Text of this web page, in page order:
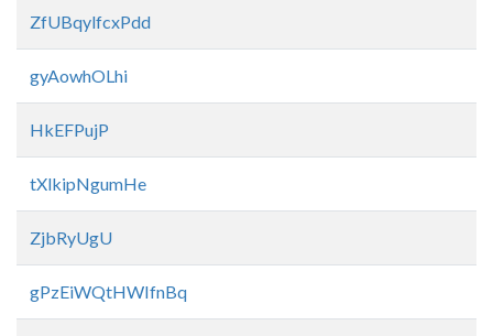
ZfUBqylfcxPdd
gyAowhOLhi
HkEFPujP
tXlkipNgumHe
ZjbRyUgU
gPzEiWQtHWIfnBq